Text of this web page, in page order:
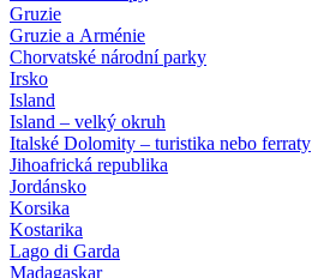
Gruzie
Gruzie a Arménie
Chorvatské národní parky
Irsko
Island
Island – velký okruh
Italské Dolomity – turistika nebo ferraty
Jihoafrická republika
Jordánsko
Korsika
Kostarika
Lago di Garda
Madagaskar